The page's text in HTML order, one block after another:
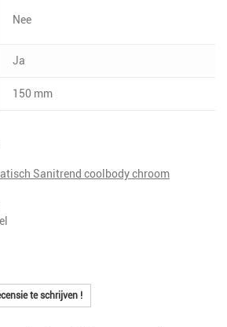
Nee
Ja
150 mm
Sanitrend coolbody chroom
te schrijven !